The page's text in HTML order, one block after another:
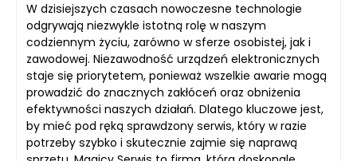
W dzisiejszych czasach nowoczesne technologie
odgrywają niezwykle istotną rolę w naszym
codziennym życiu, zarówno w sferze osobistej, jak i
zawodowej. Niezawodność urządzeń elektronicznych
staje się priorytetem, ponieważ wszelkie awarie mogą
prowadzić do znacznych zakłóceń oraz obniżenia
efektywności naszych działań. Dlatego kluczowe jest,
by mieć pod ręką sprawdzony serwis, który w razie
potrzeby szybko i skutecznie zajmie się naprawą